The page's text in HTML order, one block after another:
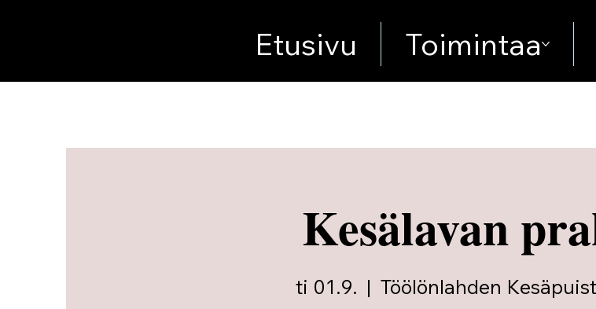
Etusivu Toimintaa
Kesälavan
ti 01.9.
  |
Töölönlahden